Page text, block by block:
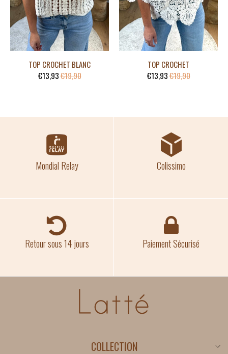
TOP CROCHET BLANC
€13,93€19,90
TOP CROCHET
€13,93€19,90
Mondial Relay Colissimo
Retour sous 14 jours Paiement Sécurisé
COLLECTION